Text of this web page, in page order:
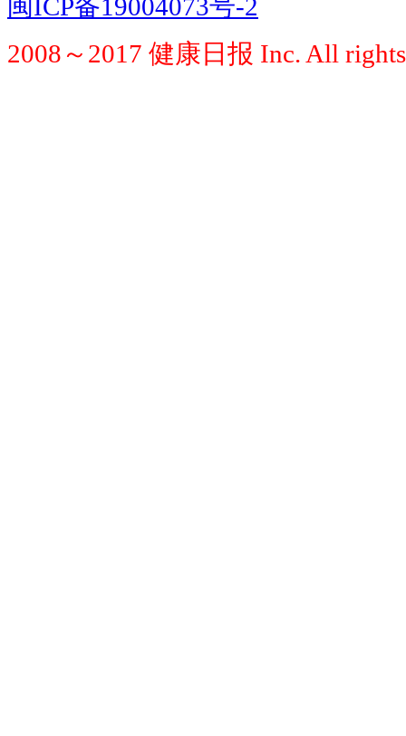
闽ICP备19004073号-2
2008～2017 健康日报 Inc. All